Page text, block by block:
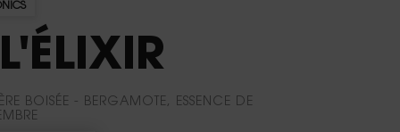
BOISÉE - BERGAMOTE, ESSENCE DE